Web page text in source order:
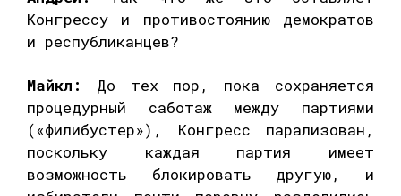
Конгрессу и противостоянию демократов
и республиканцев?
Майкл:
До тех пор, пока сохраняется
процедурный саботаж между партиями
(«филибустер»), Конгресс парализован,
поскольку каждая партия имеет
возможность блокировать другую, и